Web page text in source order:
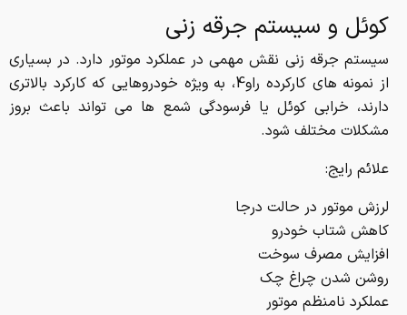
کوئل و سیستم جرقه زنی
سیستم جرقه زنی نقش مهمی در عملکرد موتور دارد. در بسیاری
از نمونه های کارکرده راو4، به ویژه خودروهایی که کارکرد بالاتری
دارند، خرابی کوئل یا فرسودگی شمع ها می تواند باعث بروز
مشکلات مختلف شود.
علائم رایج:
لرزش موتور در حالت درجا
کاهش شتاب خودرو
افزایش مصرف سوخت
روشن شدن چراغ چک
عملکرد نامنظم موتور